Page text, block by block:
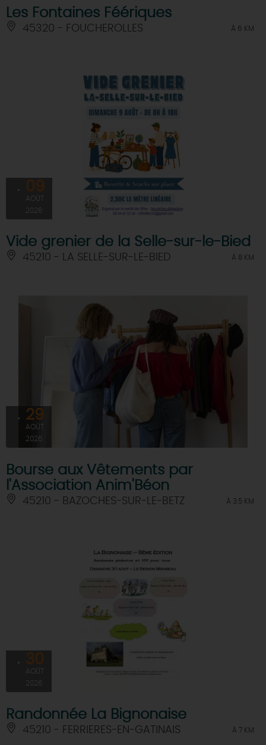
Les Fontaines Féériques
45320 - FOUCHEROLLES À 6 KM
09
AOÛT
2026
Vide grenier de la Selle-sur-le-Bied
45210 - LA SELLE-SUR-LE-BIED À 8 KM
29
AOÛT
2026
Bourse aux Vêtements par
l'Association Anim'Béon
45210 - BAZOCHES-SUR-LE-BETZ À 3.5 KM
30
AOÛT
2026
Randonnée La Bignonaise
45210 - FERRIERES-EN-GATINAIS À 7 KM